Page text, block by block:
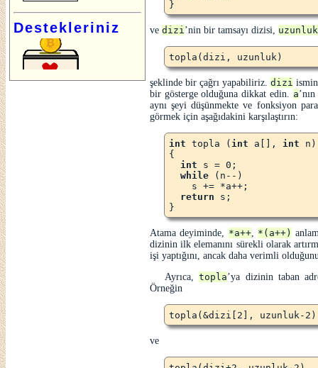
Destekleriniz ve dizi’nin bir tamsayı dizisi, uzunluk
şeklinde bir çağrı yapabiliriz. dizi
bir gösterge olduğuna dikkat edin. a’nın
aynı şeyi düşünmekte ve fonksiyon
görmek için aşağıdakini karşılaştırın:
int topla ( int a[], int n)
{
int s = 0;
while (n--)
    s += *a++;
return s;
Atama deyiminde, *a++, *(a++)
dizinin ilk elemanını sürekli olarak
işi yaptığını, ancak daha verimli
Ayrıca,topla’ya dizinin taban
Örneğin
ve